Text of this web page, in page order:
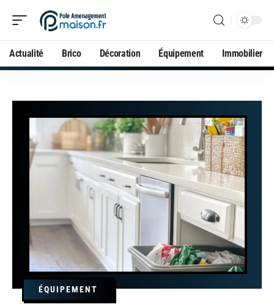
Actualité Brico Décoration Équipement Immobilier
ÉQUIPEMENT